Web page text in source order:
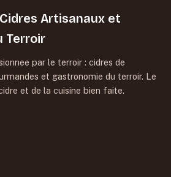
Artisanaux et
Terroir
par le terroir : cidres de
et gastronomie du terroir. Le
et de la cuisine bien faite.